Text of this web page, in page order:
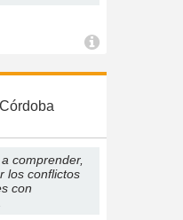
comprender,
los conflictos
con